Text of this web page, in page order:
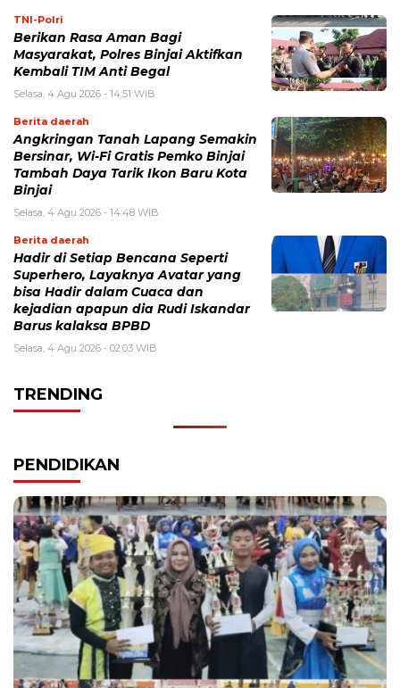
TNI-Polri
Berikan Rasa Aman Bagi
Masyarakat, Polres Binjai Aktifkan
Kembali TIM Anti Begal
Selasa, 4 Agu 2026 - 14:51 WIB
Berita daerah
Angkringan Tanah Lapang Semakin
Bersinar, Wi-Fi Gratis Pemko Binjai
Tambah Daya Tarik Ikon Baru Kota
Binjai
Selasa, 4 Agu 2026 - 14:48 WIB
Berita daerah
Hadir di Setiap Bencana Seperti
Superhero, Layaknya Avatar yang
bisa Hadir dalam Cuaca dan
kejadian apapun dia Rudi Iskandar
Barus kalaksa BPBD
Selasa, 4 Agu 2026 - 02:03 WIB
TRENDING
PENDIDIKAN